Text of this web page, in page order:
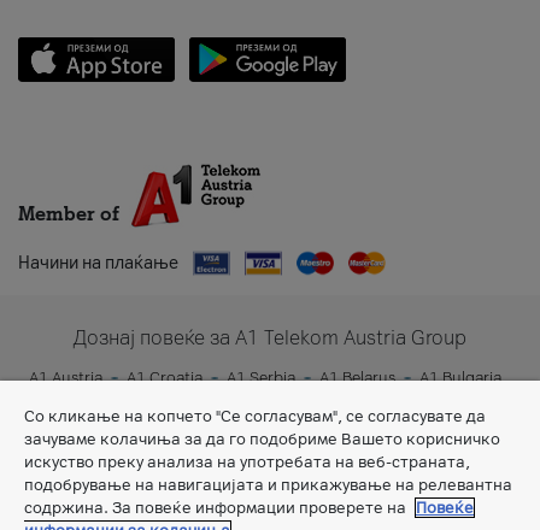
Member of
Начини на плаќање
Дознај повеќе за A1 Telekom Austria Group
A1 Austria A1 Croatia A1 Serbia A1 Belarus
A1 Bulgaria
Со кликање на копчето "Се согласувам", се согласувате да
зачуваме колачиња за да го подобриме Вашето корисничко
искуство преку анализа на употребата на веб-страната,
подобрување на навигацијата и прикажување на релевантна
содржина. За повеќе информации проверете на
Повеќе